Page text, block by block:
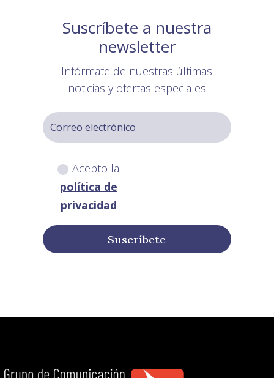
Suscríbete a nuestra
newsletter
Infórmate de nuestras últimas
noticias y ofertas especiales
Acepto la
política de
privacidad
Suscríbete